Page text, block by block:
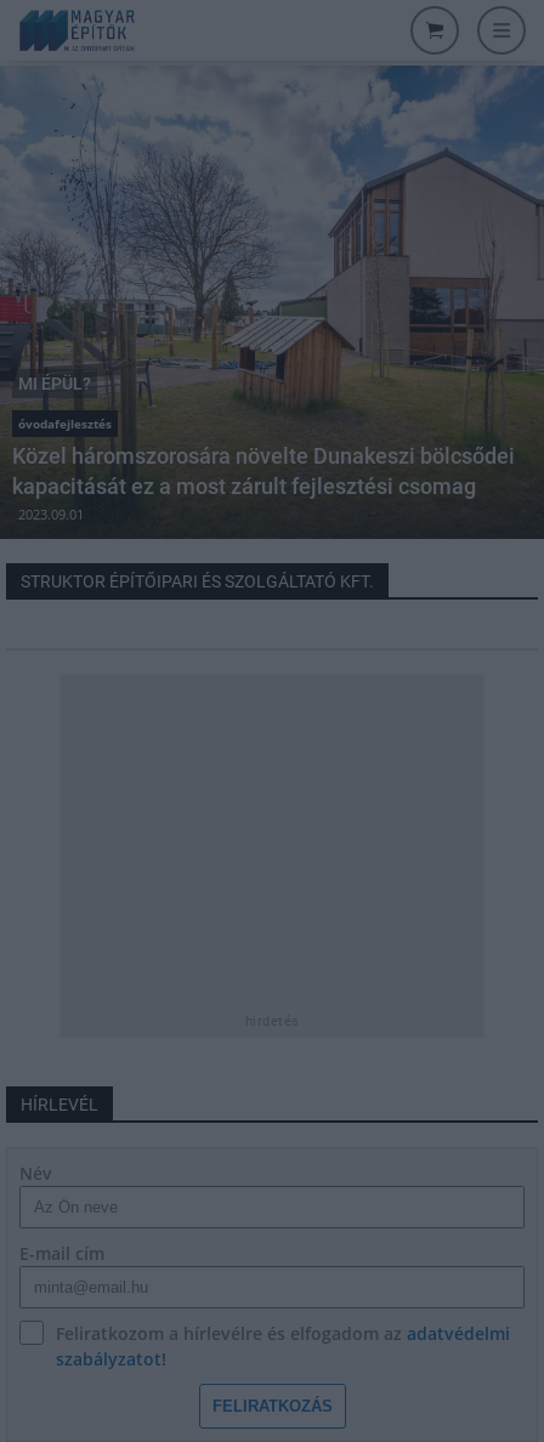
MI ÉPÜL?
óvodafejlesztés
Közel háromszorosára növelte Dunakeszi bölcsődei
kapacitását ez a most zárult fejlesztési csomag
2023.09.01
STRUKTOR ÉPÍTŐIPARI ÉS SZOLGÁLTATÓ KFT.
HÍRLEVÉL
Név
E-mail cím
Feliratkozom a hírlevélre és elfogadom az adatvédelmi
szabályzatot!
FELIRATKOZÁS